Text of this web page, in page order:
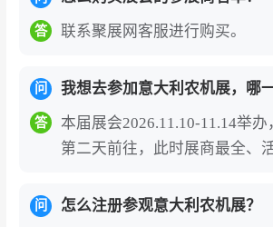
答 联系聚展网客服进行购买。
问 我想去参加意大利农机展，哪
答
本届展会2026.11.10-11.14举
第二天前往，此时展商最全、
问 怎么注册参观意大利农机展？